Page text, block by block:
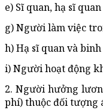
e) Sĩ quan, hạ sĩ
g) Người làm việc
h) Hạ sĩ quan và
i) Người hoạt động
2. Người hưởng
phí) thuộc đối tượng